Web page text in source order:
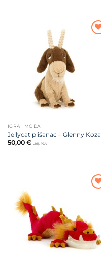
IGRA I MODA
Jellycat plišanac – Glenny Koza
50,00 € uklj. PDV